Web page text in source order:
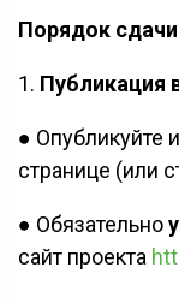
Порядок
1. Публикация
● Опубликуйте и
странице (или
● Обязательно
сайт проекта